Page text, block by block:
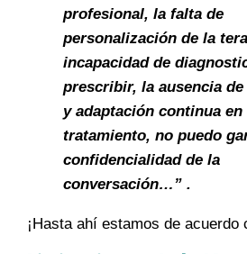
profesional, la falta de
personalización de la
incapacidad de
prescribir, la ausencia
y adaptación continua en
tratamiento, no puedo
confidencialidad de la
conversación…” .
¡Hasta ahí estamos de acuerdo